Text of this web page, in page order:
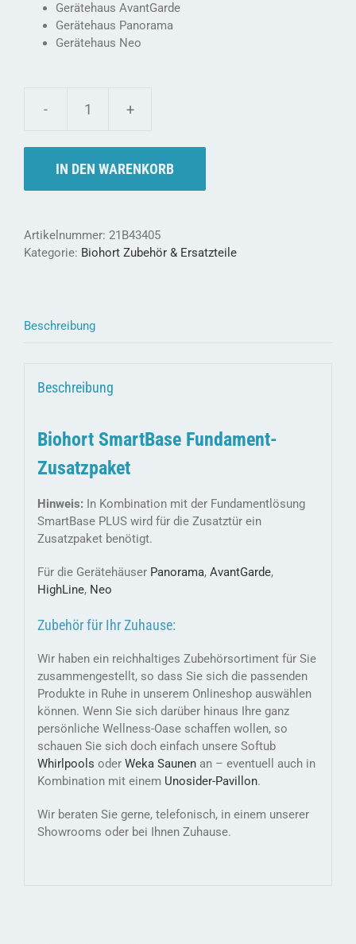
Gerätehaus AvantGarde
Gerätehaus Panorama
Gerätehaus Neo
biohort
Fundament-
IN DEN WARENKORB
Artikelnummer: 21B43405
Kategorie: Biohort Zubehör & Ersatzteile
Beschreibung
Beschreibung
Biohort SmartBase Fundament-
Zusatzpaket
Hinweis: In Kombination mit der Fundamentlösung
SmartBase PLUS wird für die Zusatztür ein
Zusatzpaket benötigt.
Für die Gerätehäuser Panorama, AvantGarde,
HighLine, Neo
Zubehör für Ihr Zuhause:
Wir haben ein reichhaltiges Zubehörsortiment für Sie
zusammengestellt, so dass Sie sich die passenden
Produkte in Ruhe in unserem Onlineshop auswählen
können. Wenn Sie sich darüber hinaus Ihre ganz
persönliche Wellness-Oase schaffen wollen, so
schauen Sie sich doch einfach unsere Softub
Whirlpools oder Weka Saunenan – eventuell auch in
Kombination mit einem Unosider-Pavillon.
Wir beraten Sie gerne, telefonisch, in einem unserer
Showrooms oder bei Ihnen Zuhause.